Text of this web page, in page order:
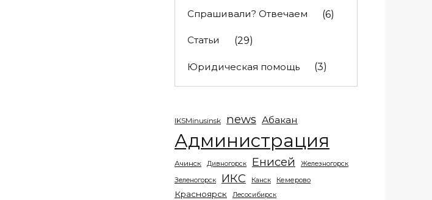
Спрашивали? Отвечаем (6)
Статьи (29)
Юридическая помощь (3)
IKSMinusinsk news Абакан
Администрация
Ачинск Дивногорск Енисей Железногорск
Зеленогорск ИКС Канск Кемерово
Красноярск Лесосибирск